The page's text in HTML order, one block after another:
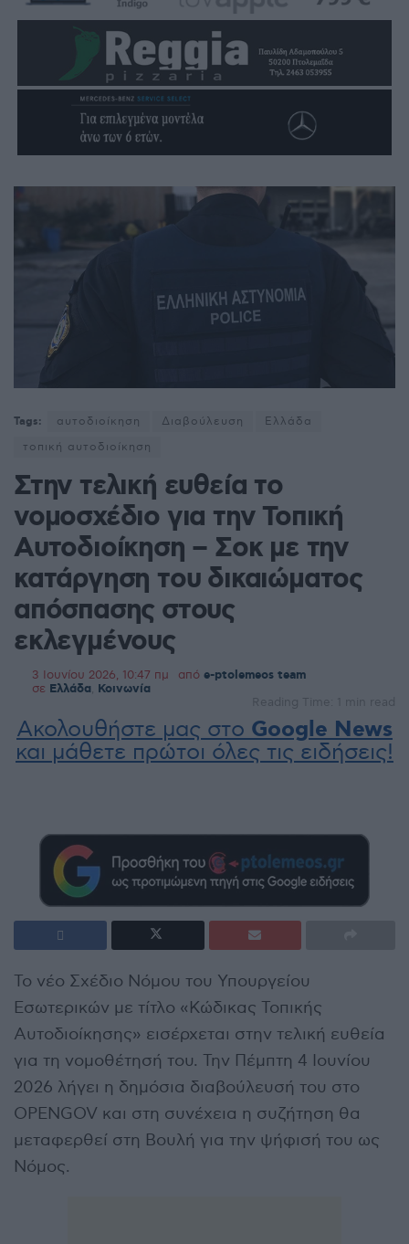
Tags: αυτοδιοίκηση Διαβούλευση
Ελλάδα
τοπική αυτοδιοίκηση
Στην τελική ευθεία το
νομοσχέδιο για την Τοπική
Αυτοδιοίκηση – Σοκ με την
κατάργηση του δικαιώματος
απόσπασης στους
εκλεγμένους
3 Ιουνίου 2026, 10:47 πμ από e-ptolemeos team
σε Ελλάδα Κοινωνία
Reading Time: 1 min read
Ακολουθήστε μας στο Google News
και μάθετε πρώτοι όλες τις ειδήσεις!
Το νέο Σχέδιο Νόμου του Υπουργείου
Εσωτερικών με τίτλο «Κώδικας Τοπικής
Αυτοδιοίκησης» εισέρχεται στην τελική ευθεία
για τη νομοθέτησή του. Την Πέμπτη 4 Ιουνίου
2026 λήγει η δημόσια διαβούλευσή του στο
OPENGOV και στη συνέχεια η συζήτηση θα
μεταφερθεί στη Βουλή για την ψήφισή του ως
Νόμος.